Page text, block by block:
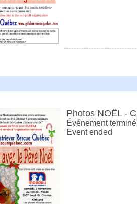
Photos NOËL -
Événement terminé
Event ended